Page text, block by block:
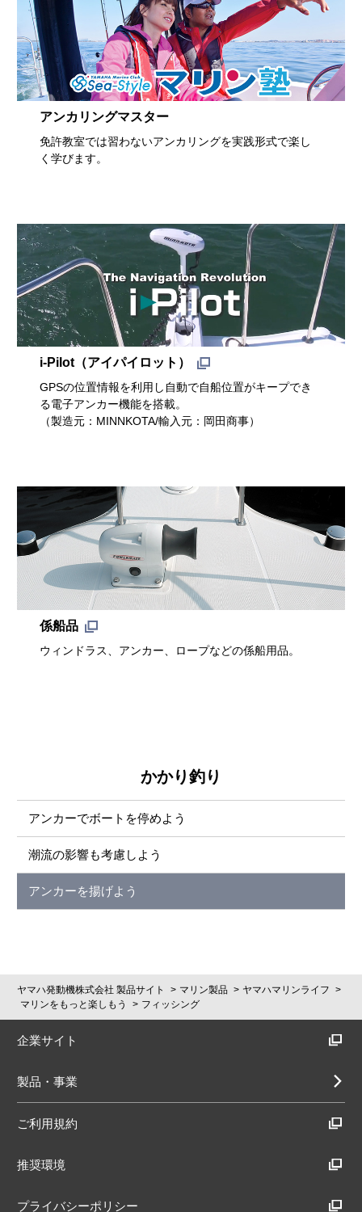
アンカリングマスター
免許教室では習わないアンカリングを実践形式で楽し
く学びます。
i-Pilot（アイパイロット）
GPSの位置情報を利用し自動で自船位置がキープでき
る電子アンカー機能を搭載。
（製造元：MINNKOTA/輸入元：岡田商事）
係船品
ウィンドラス、アンカー、ロープなどの係船用品。
かかり釣り
アンカーでボートを停めよう
潮流の影響も考慮しよう
アンカーを揚げよう
ヤマハ発動機株式会社 製品サイト マリン製品
ヤマハマリンライフ
マリンをもっと楽しもう
フィッシング
企業サイト
製品・事業
ご利用規約
推奨環境
プライバシーポリシー